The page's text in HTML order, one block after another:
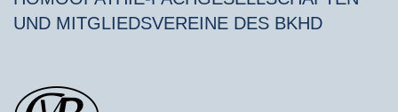
UND MITGLIEDSVEREINE DES BKHD